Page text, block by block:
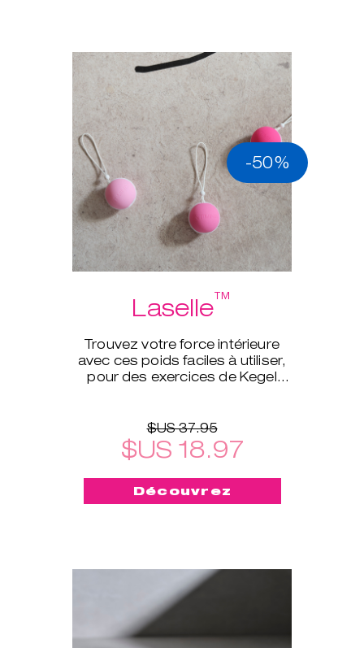
-50%
Laselle™
Trouvez votre force intérieure
avec ces poids faciles à utiliser,
pour des exercices de Kegel
$US 37.95
$US 18.97
Découvrez